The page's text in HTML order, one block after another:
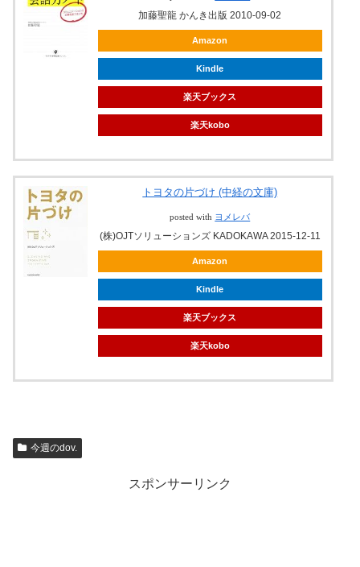
加藤聖龍 かんき出版 2010-09-02
Amazon
Kindle
楽天ブックス
楽天kobo
トヨタの片づけ (中経の文庫)
posted with ヨメレバ
(株)OJTソリューションズ KADOKAWA 2015-12-11
Amazon
Kindle
楽天ブックス
楽天kobo
今週のdov.
スポンサーリンク